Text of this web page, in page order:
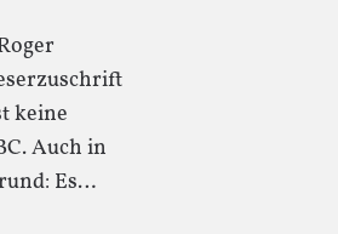
keine
Auch in
Es…